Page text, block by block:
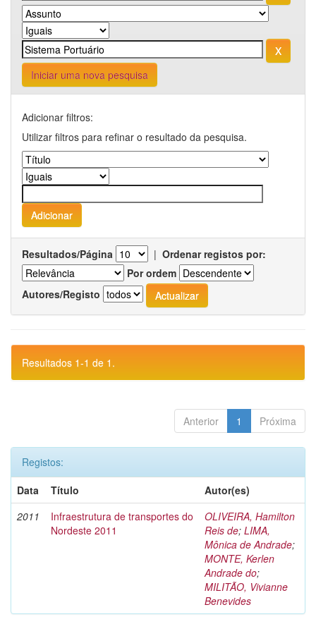
Iniciar uma nova pesquisa
Adicionar filtros:
Utilizar filtros para refinar o resultado da pesquisa.
Resultados/Página | Ordenar registos por:
Por ordem
Autores/Registo
Resultados 1-1 de 1.
Anterior 1 Próxima
Registos:
Data
Título
Autor(es)
2011
Infraestrutura de transportes do
Nordeste 2011
OLIVEIRA, Hamilton
Reis de; LIMA,
Mônica de Andrade;
MONTE, Kerlen
Andrade do;
MILITÃO, Vivianne
Benevides